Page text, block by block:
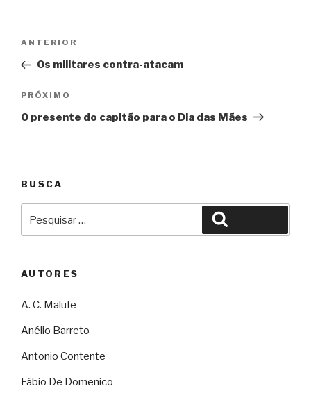
Post
Anterior
ANTERIOR
Os militares contra-atacam
Próximo
PRÓXIMO
O presente do capitão para o Dia das Mães
BUSCA
por:
AUTORES
A. C. Malufe
Anélio Barreto
Antonio Contente
Fábio De Domenico